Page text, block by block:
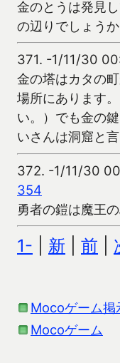
金のとうは発見
の辺りでしょうか
371. -1/11/30
金の塔はカタの
場所にあります
い。）でも金の
いさんは洞窟と言
372. -1/11/30
354
勇者の鎧は魔王
1- 新 前
Mocoゲーム掲
Mocoゲーム